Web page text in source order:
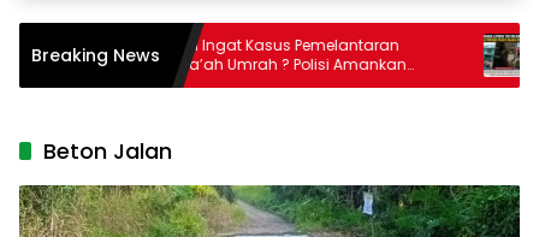
Breaking NewsMasih Ingat Kasus Pemelantaran
Jama’ah Umrah ? Polisi Amankan
Direktur PT Travelina Indonesia
Beton Jalan